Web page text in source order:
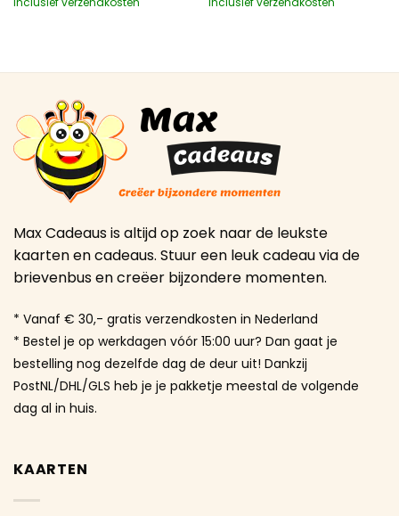
Max Cadeaus is altijd op zoek naar de leukste
kaarten en cadeaus. Stuur een leuk cadeau via de
brievenbus en creëer bijzondere momenten.
* Vanaf € 30,- gratis verzendkosten in Nederland
* Bestel je op werkdagen vóór 15:00 uur? Dan gaat je
bestelling nog dezelfde dag de deur uit! Dankzij
PostNL/DHL/GLS heb je je pakketje meestal de volgende
dag al in huis.
KAARTEN